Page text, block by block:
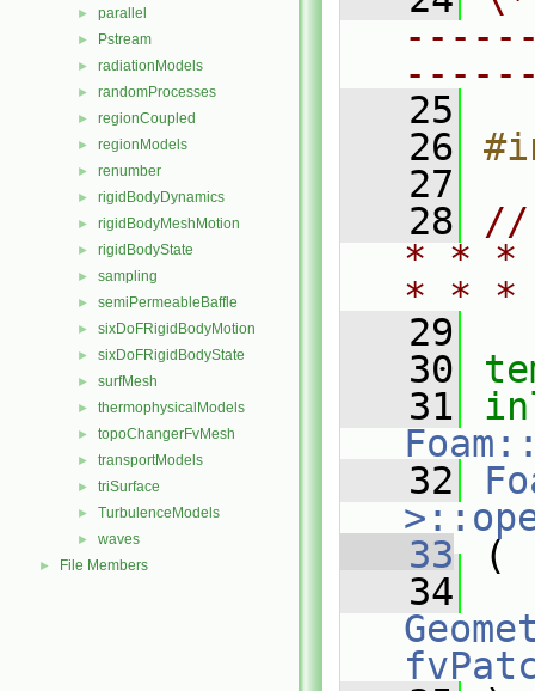
► parallel
► Pstream
► radiationModels
► randomProcesses
► regionCoupled
► regionModels
► renumber
► rigidBodyDynamics
► rigidBodyMeshMotion
► rigidBodyState
► sampling
► semiPermeableBaffle
► sixDoFRigidBodyMotion
► sixDoFRigidBodyState
► surfMesh
► thermophysicalModels
► topoChangerFvMesh
► transportModels
► triSurface
► TurbulenceModels
► waves
► File Members
   25
   26
   27
   28
//
* * *
* *
   29
   30
   31
   32
   33
(
   34